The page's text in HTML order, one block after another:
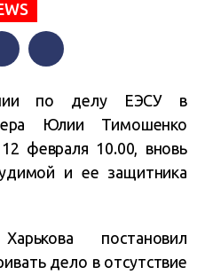
по делу ЕЭСУ в
Юлии Тимошенко
февраля 10.00, вновь
и ее защитника
постановил
дело в отсутствие